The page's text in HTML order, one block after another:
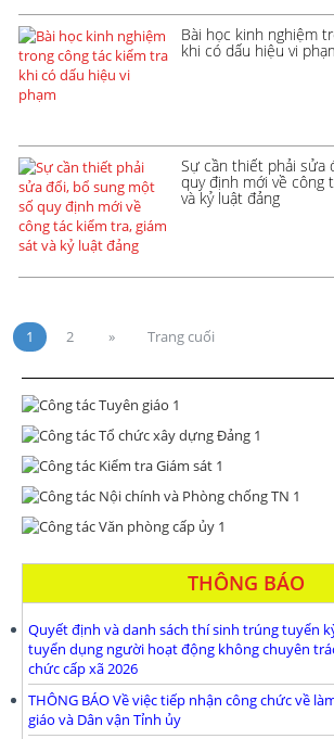
Bài học kinh nghiệm
khi có dấu hiệu vi
Sự cần thiết phải sửa
quy định mới về công
và kỷ luật đảng
1 2 » Trang cuối
THÔNG BÁO
Quyết định và danh sách thí sinh trúng tuyển
tuyển dụng người hoạt động không chuyên
chức cấp xã 2026
THÔNG BÁO Về việc tiếp nhận công chức về
giáo và Dân vận Tỉnh ủy